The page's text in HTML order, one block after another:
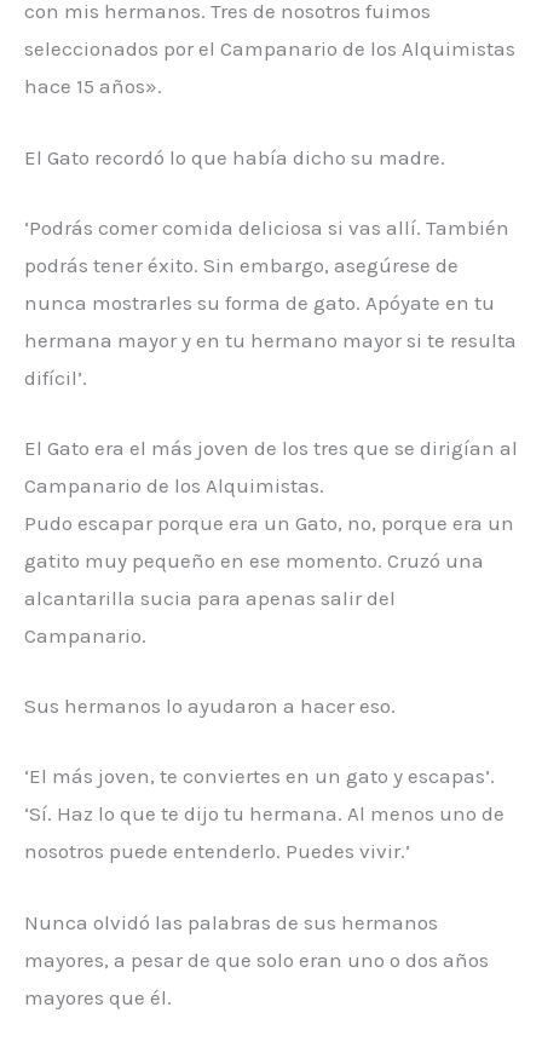
con mis hermanos. Tres de nosotros fuimos
seleccionados por el Campanario de los Alquimistas
hace 15 años».
El Gato recordó lo que había dicho su madre.
‘Podrás comer comida deliciosa si vas allí. También
podrás tener éxito. Sin embargo, asegúrese de
nunca mostrarles su forma de gato. Apóyate en tu
hermana mayor y en tu hermano mayor si te resulta
difícil’.
El Gato era el más joven de los tres que se dirigían al
Campanario de los Alquimistas.
Pudo escapar porque era un Gato, no, porque era un
gatito muy pequeño en ese momento. Cruzó una
alcantarilla sucia para apenas salir del
Campanario.
Sus hermanos lo ayudaron a hacer eso.
‘El más joven, te conviertes en un gato y escapas’.
‘Sí. Haz lo que te dijo tu hermana. Al menos uno de
nosotros puede entenderlo. Puedes vivir.’
Nunca olvidó las palabras de sus hermanos
mayores, a pesar de que solo eran uno o dos años
mayores que él.